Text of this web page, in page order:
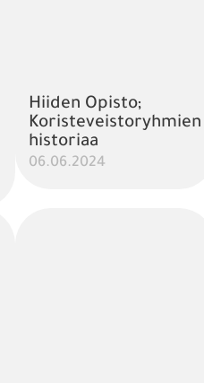
Hiiden Opisto;
Koristeveistoryhmien
historiaa
06.06.2024